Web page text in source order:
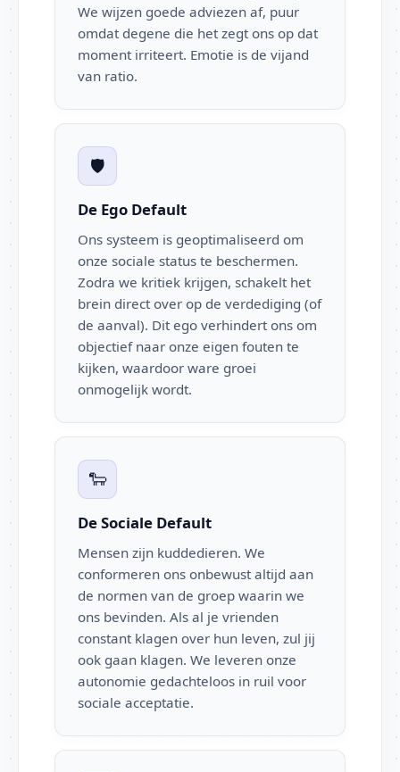
We wijzen goede adviezen af, puur
omdat degene die het zegt ons op dat
moment irriteert. Emotie is de vijand
van ratio.
🛡️
De Ego Default
Ons systeem is geoptimaliseerd om
onze sociale status te beschermen.
Zodra we kritiek krijgen, schakelt het
brein direct over op de verdediging (of
de aanval). Dit ego verhindert ons om
objectief naar onze eigen fouten te
kijken, waardoor ware groei
onmogelijk wordt.
🐑
De Sociale Default
Mensen zijn kuddedieren. We
conformeren ons onbewust altijd aan
de normen van de groep waarin we
ons bevinden. Als al je vrienden
constant klagen over hun leven, zul jij
ook gaan klagen. We leveren onze
autonomie gedachteloos in ruil voor
sociale acceptatie.